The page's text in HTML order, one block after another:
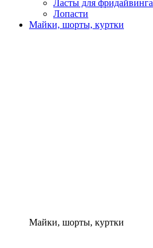
Ласты для фридайвинга
Лопасти
Майки, шорты, куртки
Майки, шорты, куртки